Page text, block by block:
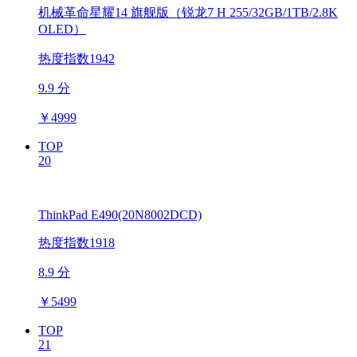
机械革命星耀14 旗舰版（锐龙7 H 255/32GB/1TB/2.8K
OLED）
热度指数1942
9.9 分
￥4999
TOP
20
ThinkPad E490(20N8002DCD)
热度指数1918
8.9 分
￥ 5499
TOP
21